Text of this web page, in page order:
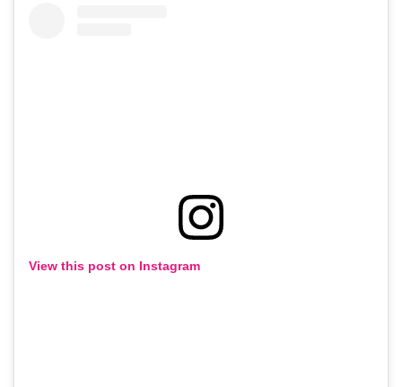
View this post on Instagram